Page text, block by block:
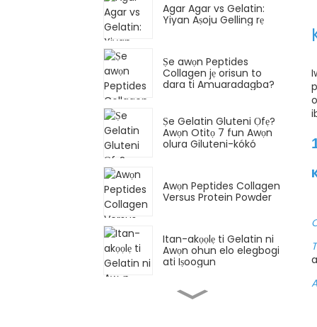
Agar Agar vs Gelatin:
Yiyan Aṣoju Gelling rẹ
Ṣe awọn Peptides
Collagen jẹ orisun to
dara ti Amuaradagba?
Ṣe Gelatin Gluteni Ọfẹ?
Awọn Otitọ 7 fun Awọn
olura Giluteni-kókó
Awọn Peptides Collagen
Versus Protein Powder
Itan-akọọlẹ ti Gelatin ni
Awọn ohun elo elegbogi
ati Iṣoogun
Ipa wo ni Awọn Peptides